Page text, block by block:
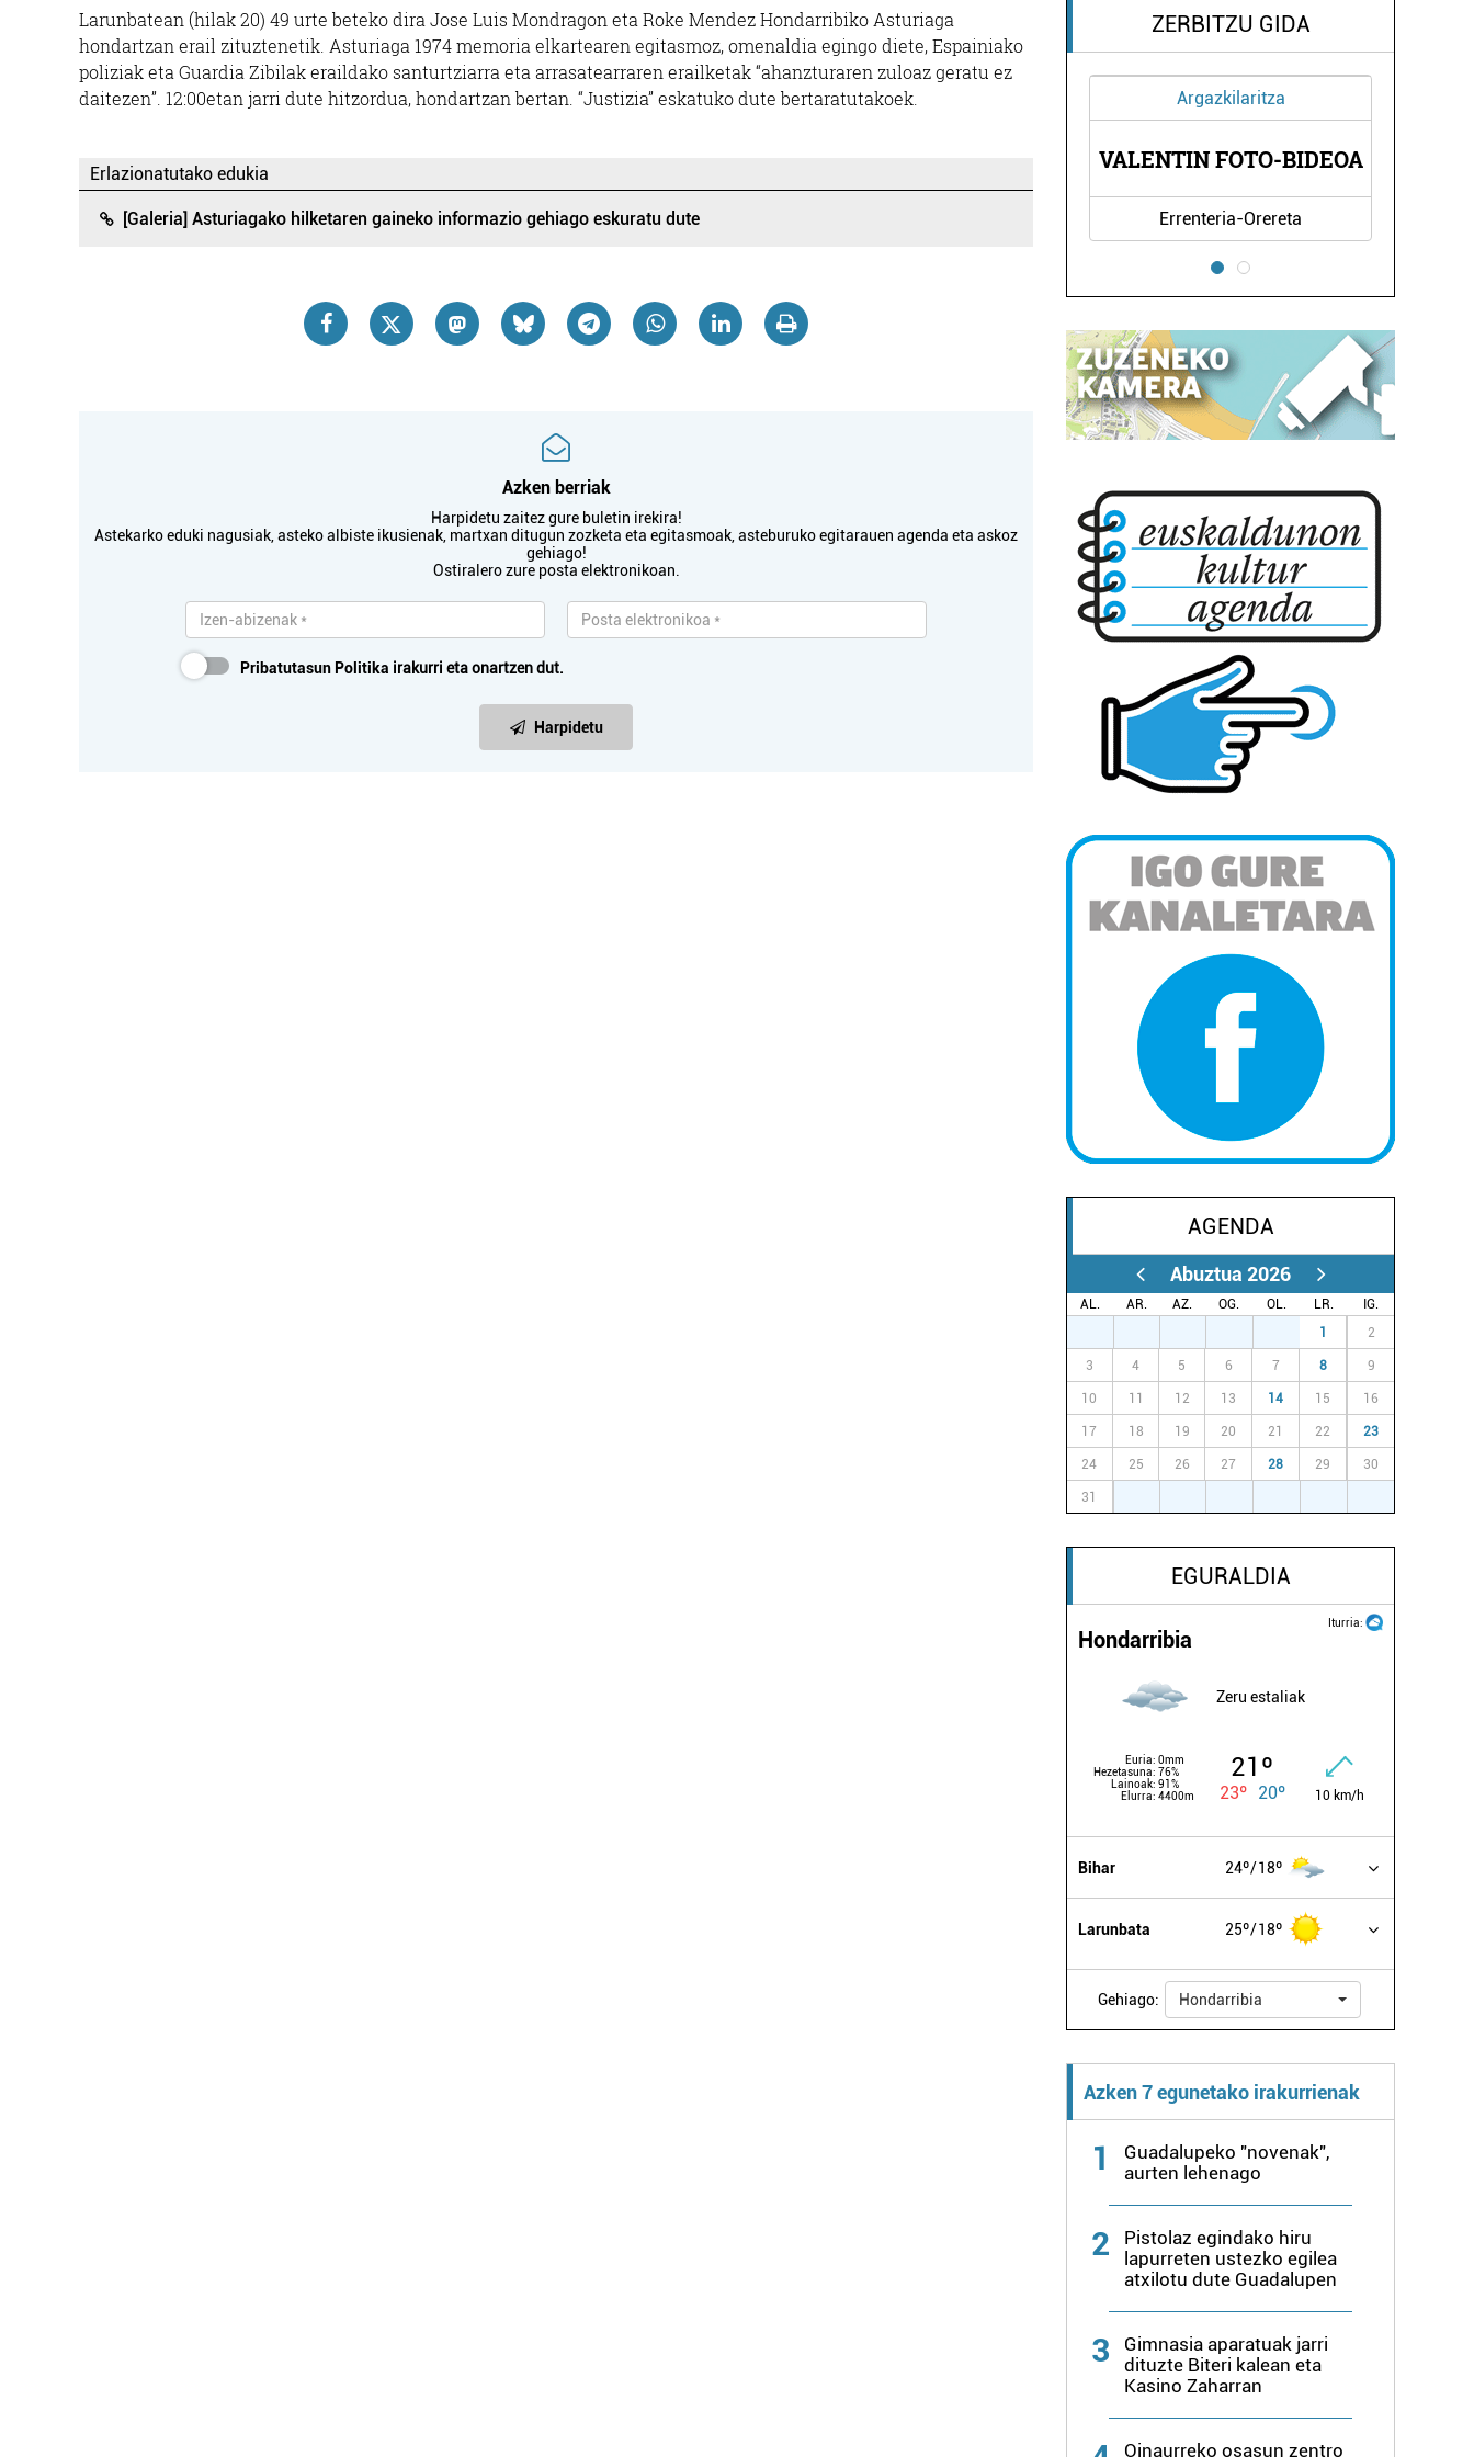
Larunbatean (hilak 20) 49 urte beteko dira Jose Luis Mondragon eta Roke Mendez Hondarribiko Asturiaga
hondartzan erail zituztenetik. Asturiaga 1974 memoria elkartearen egitasmoz, omenaldia egingo diete, Espainiako
poliziak eta Guardia Zibilak eraildako santurtziarra eta arrasatearraren erailketak “ahanzturaren zuloaz geratu ez
daitezen”. 12:00etan jarri dute hitzordua, hondartzan bertan. “Justizia” eskatuko dute bertaratutakoek.
Erlazionatutako edukia
[Galeria] Asturiagako hilketaren gaineko informazio gehiago eskuratu dute
Azken berriak
Harpidetu zaitez gure buletin irekira!
Astekarko eduki nagusiak, asteko albiste ikusienak, martxan ditugun zozketa eta egitasmoak, asteburuko egitarauen agenda eta askoz
gehiago!
Ostiralero zure posta elektronikoan.
Pribatutasun Politika irakurri eta onartzen dut.
Harpidetu
ZERBITZU GIDA
Argazkilaritza
Errenteria-Orereta
Euskaltegiak Argazkilaritza
VALENTIN FOTO-BIDEOA
Errenteria-Orereta
AGENDA
Abuztua 2026
AL. AR. AZ. OG. OL. LR.
IG.
1 2
3 4 5 6 7 8 9
10 11 12 13 14 15 16
17 18 19 20 21 22 23
24 25 26 27 28 29 30
31
EGURALDIA
Iturria:
Hondarribia
Zeru estaliak
Euria: 0mm
Hezetasuna: 76%
Lainoak: 91%
Elurra: 4400m
21º
23º 20º 10 km/h
Bihar 24º 18º
Larunbata 25º 18º
Gehiago: Hondarribia
Azken 7 egunetako irakurrienak
1
Guadalupeko "novenak",
aurten lehenago
2
Pistolaz egindako hiru
lapurreten ustezko egilea
atxilotu dute Guadalupen
3
Gimnasia aparatuak jarri
dituzte Biteri kalean eta
Kasino Zaharran
Oinaurreko osasun zentro